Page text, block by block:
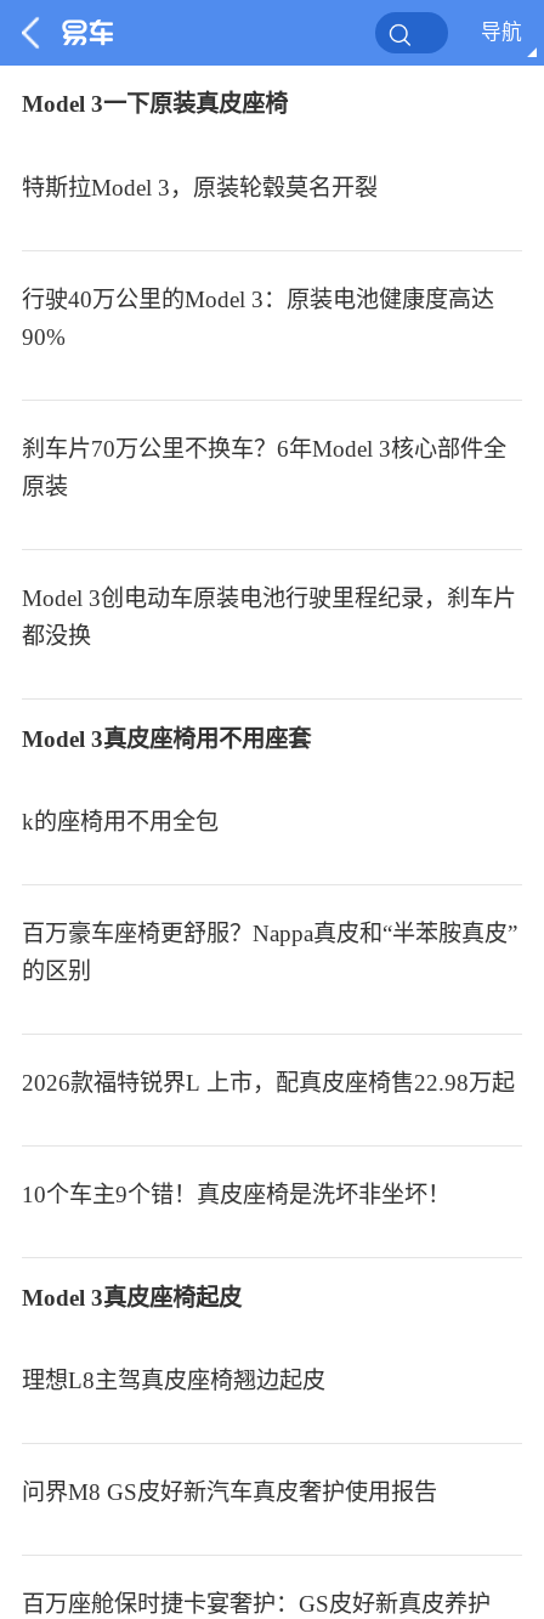
导航
Model 3一下原装真皮座椅
特斯拉Model 3，原装轮毂莫名开裂
行驶40万公里的Model 3：原装电池健康度高达
90%
刹车片70万公里不换车？6年Model 3核心部件全
原装
Model 3创电动车原装电池行驶里程纪录，刹车片
都没换
Model 3真皮座椅用不用座套
k的座椅用不用全包
百万豪车座椅更舒服？Nappa真皮和“半苯胺真皮”
的区别
2026款福特锐界L 上市，配真皮座椅售22.98万起
10个车主9个错！真皮座椅是洗坏非坐坏！
Model 3真皮座椅起皮
理想L8主驾真皮座椅翘边起皮
问界M8 GS皮好新汽车真皮奢护使用报告
百万座舱保时捷卡宴奢护：GS皮好新真皮养护